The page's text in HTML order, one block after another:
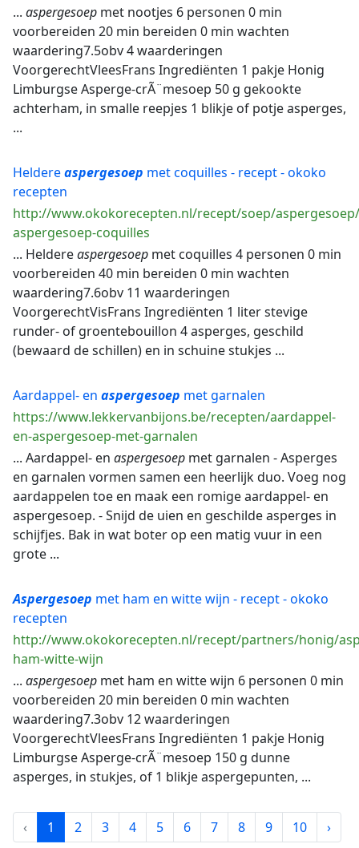
... aspergesoep met nootjes 6 personen 0 min
voorbereiden 20 min bereiden 0 min wachten
waardering7.5obv 4 waarderingen
VoorgerechtVleesFrans Ingrediënten 1 pakje Honig
Limburgse Asperge-crÃ¨mesoep 50 g gekookte
achterham, in smalle reepjes 1 blikje of potje asperges,
...
Heldereaspergesoep met coquilles - recept - okoko
recepten
http://www.okokorecepten.nl/recept/soep/
aspergesoep-coquilles
... Heldereaspergesoep met coquilles 4 personen 0 min
voorbereiden 40 min bereiden 0 min wachten
waardering7.6obv 11 waarderingen
VoorgerechtVisFrans Ingrediënten 1 liter stevige
runder- of groentebouillon 4 asperges, geschild
(bewaard de schillen) en in schuine stukjes ...
Aardappel- en aspergesoep met garnalen
https://www.lekkervanbijons.be/recepten/aardappel-
en-aspergesoep-met-garnalen
... Aardappel- en aspergesoep met garnalen - Asperges
en garnalen vormen samen een heerlijk duo. Voeg nog
aardappelen toe en maak een romige aardappel- en
aspergesoep. - Snijd de uien en geschilde asperges in
schijfjes. Bak in wat boter op een matig vuur in een
grote ...
Aspergesoep met ham en witte wijn - recept - okoko
recepten
http://www.okokorecepten.nl/recept/partners/honig/
ham-witte-wijn
... aspergesoep met ham en witte wijn 6 personen 0 min
voorbereiden 20 min bereiden 0 min wachten
waardering7.3obv 12 waarderingen
VoorgerechtVleesFrans Ingrediënten 1 pakje Honig
Limburgse Asperge-crÃ¨mesoep 150 g dunne
asperges, in stukjes, of 1 blikje aspergepunten, ...
‹ 1 2 3 4 5 6 7 8 9 10 ›